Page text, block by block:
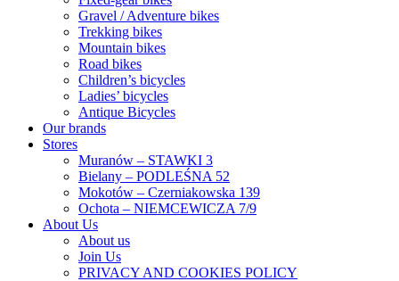
Gravel / Adventure bikes
Trekking bikes
Mountain bikes
Road bikes
Children’s bicycles
Ladies’ bicycles
Antique Bicycles
Our brands
Stores
Muranów – STAWKI 3
Bielany – PODLEŚNA 52
Mokotów – Czerniakowska 139
Ochota – NIEMCEWICZA 7/9
About Us
About us
Join Us
PRIVACY AND COOKIES POLICY